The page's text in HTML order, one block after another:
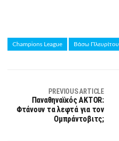
Champions League Βάσω Πλευρίτου
PREVIOUS ARTICLE
Παναθηναϊκός AKTOR:
Φτάνουν τα λεφτά για τον
Ομπράντοβιτς;